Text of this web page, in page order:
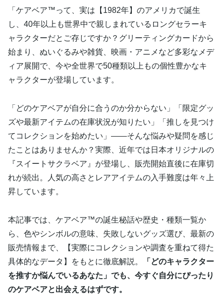
「ケアベア™って、実は【1982年】のアメリカで誕生
し、40年以上も世界中で親しまれているロングセラーキ
ャラクターだとご存じですか？グリーティングカードから
始まり、ぬいぐるみや雑貨、映画・アニメなど多彩なメデ
ィア展開で、今や全世界で50種類以上もの個性豊かなキ
ャラクターが登場しています。
「どのケアベアが自分に合うのか分からない」「限定グッ
ズや最新アイテムの在庫状況が知りたい」「推しを見つけ
てコレクションを始めたい」——そんな悩みや疑問を感じ
たことはありませんか？実際、近年では日本オリジナルの
『スイートサクラベア』が登場し、販売開始直後に在庫切
れが続出。人気の高さとレアアイテムの入手難度は年々上
昇しています。
本記事では、ケアベア™の誕生秘話や歴史・種類一覧か
ら、色やシンボルの意味、失敗しないグッズ選び、最新の
販売情報まで、【実際にコレクションや調査を重ねて得た
具体的なデータ】をもとに徹底解説。
「どのキャラクター
を推すか悩んでいるあなた」でも、今すぐ自分にぴったり
のケアベアと出会えるはずです。